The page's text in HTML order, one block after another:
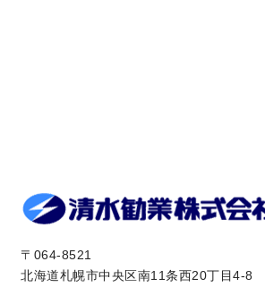
〒064-8521
北海道札幌市中央区南11条西20丁目4-8